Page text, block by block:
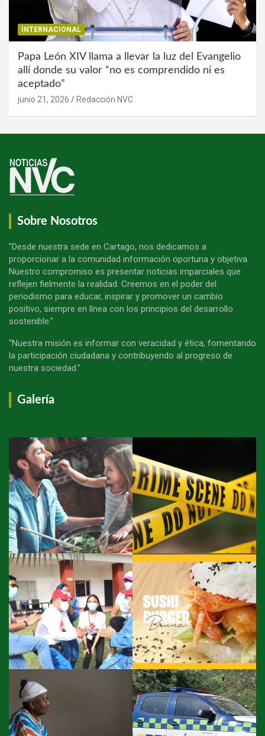
INTERNACIONAL
Papa León XIV llama a llevar la luz del Evangelio
allí donde su valor “no es comprendido ni es
aceptado”
junio 21, 2026 Redacción NVC
Sobre Nosotros
"Desde nuestra sede en Cartago, nos dedicamos a
proporcionar a la comunidad información oportuna y objetiva.
Nuestro compromiso es presentar noticias imparciales que
reflejen fielmente la realidad. Creemos en el poder del
periodismo para educar, inspirar y promover un cambio
positivo, siempre en línea con los principios del desarrollo
sostenible."
"Nuestra misión es informar con veracidad y ética, fomentando
la participación ciudadana y contribuyendo al progreso de
nuestra sociedad."
Galería